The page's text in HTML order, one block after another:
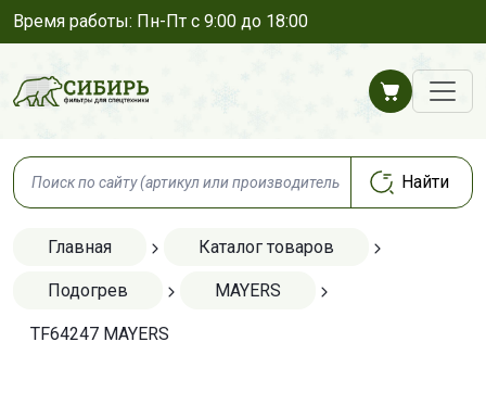
Время работы: Пн-Пт с 9:00 до 18:00
Главная Каталог товаров
Подогрев MAYERS
TF64247 MAYERS